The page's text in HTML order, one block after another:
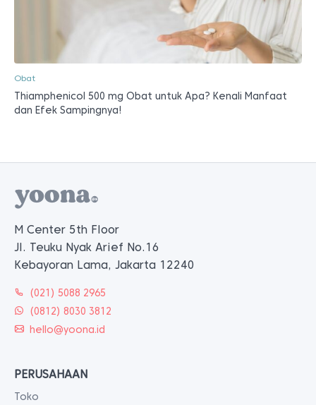
Obat
Thiamphenicol 500 mg Obat untuk Apa? Kenali Manfaat
dan Efek Sampingnya!
M Center 5th Floor
Jl. Teuku Nyak Arief No.16
Kebayoran Lama, Jakarta 12240
(021) 5088 2965
(0812) 8030 3812
hello@yoona.id
PERUSAHAAN
Toko